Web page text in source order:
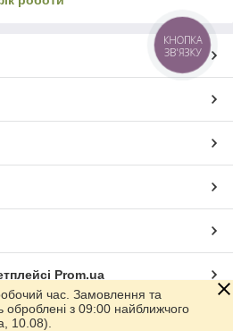
Prom.ua
час. Замовлення та
оброблені з 09:00 найближчого
10.08).
КНОПКА
ЗВ'ЯЗКУ